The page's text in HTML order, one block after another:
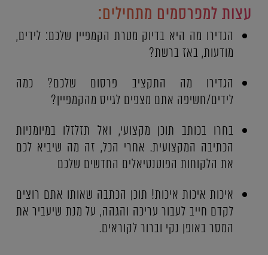
עצות למפרסמים מתחילים:
הגדירו מה היא בדיוק מטרת הקמפיין שלכם: לידים,
מודעות, באז ברשת?
הגדירו מה התקציב פרסום שלכם? כמה
לידים/חשיפה אתם מצפים לגייס מהקמפיין?
בחרו בכותב תוכן מקצועי, ואל תזלזלו במיומניות
הכתיבה המקצועית. אחרי הכל, זה מה שיביא לכם
את הלקוחות הפוטנטיאלים החדשים שלכם
איכות איכות איכות! תוכן הכתבה שאותו אתם רוצים
לקדם חייב לעבור עריכה והגהה, על מנת שיעביר את
המסר באופן נקי וברור לקוראים.